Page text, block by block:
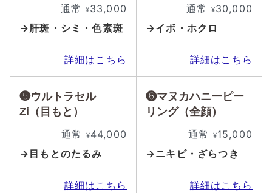
通常
¥33,000
→肝斑・シミ・色素斑
詳細はこちら
通常
¥30,000
→イボ・ホクロ
詳細はこちら
❺ウルトラセル
Zi（目もと）
通常
¥44,000
→目もとのたるみ
詳細はこちら
❻マヌカハニーピー
リング（全顔）
通常
¥15,000
→ニキビ・ざらつき
詳細はこちら